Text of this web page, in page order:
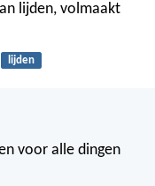
lijden, volmaakt
lijden
voor alle dingen